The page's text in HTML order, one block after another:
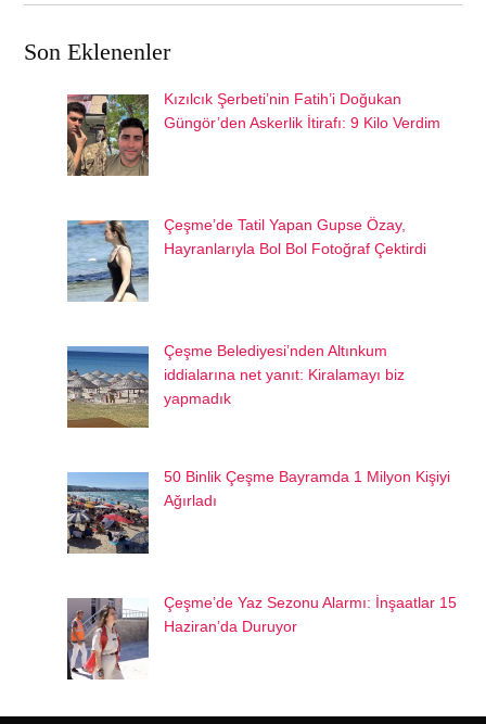
Son Eklenenler
Kızılcık Şerbeti’nin Fatih’i Doğukan
Güngör’den Askerlik İtirafı: 9 Kilo Verdim
Çeşme’de Tatil Yapan Gupse Özay,
Hayranlarıyla Bol Bol Fotoğraf Çektirdi
Çeşme Belediyesi’nden Altınkum
iddialarına net yanıt: Kiralamayı biz
yapmadık
50 Binlik Çeşme Bayramda 1 Milyon Kişiyi
Ağırladı
Çeşme’de Yaz Sezonu Alarmı: İnşaatlar 15
Haziran’da Duruyor